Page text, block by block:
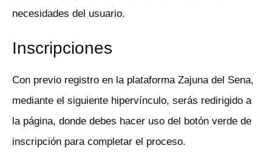
necesidades del usuario.
Inscripciones
Con previo registro en la plataforma Zajuna del Sena,
mediante el siguiente hipervínculo, serás redirigido a
la página, donde debes hacer uso del botón verde de
inscripción para completar el proceso.